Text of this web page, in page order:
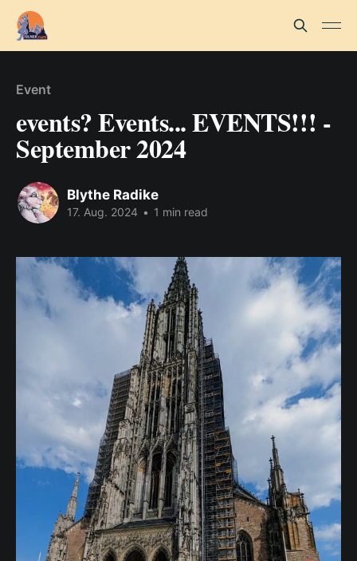
Event
events? Events... EVENTS!!! -
September 2024
Blythe Radike
17. Aug. 2024 • 1 min read